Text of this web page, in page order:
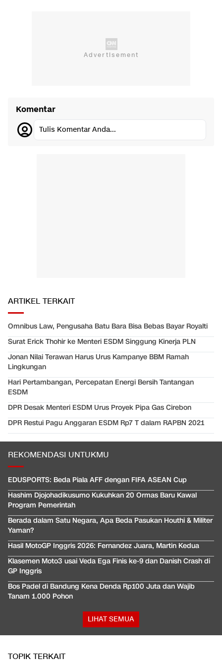
Komentar
Tulis Komentar Anda...
ARTIKEL TERKAIT
Omnibus Law, Pengusaha Batu Bara Bisa Bebas Bayar Royalti
Surat Erick Thohir ke Menteri ESDM Singgung Kinerja PLN
Jonan Nilai Terawan Harus Urus Kampanye BBM Ramah
Lingkungan
Hari Pertambangan, Percepatan Energi Bersih Tantangan
ESDM
DPR Desak Menteri ESDM Urus Proyek Pipa Gas Cirebon
DPR Restui Pagu Anggaran ESDM Rp7 T dalam RAPBN 2021
REKOMENDASI UNTUKMU
EDUSPORTS: Beda Piala AFF dengan FIFA ASEAN Cup
Hashim Djojohadikusumo Kukuhkan 20 Ormas Baru Kawal
Program Pemerintah
Berada dalam Satu Negara, Apa Beda Pasukan Houthi & Militer
Yaman?
Hasil MotoGP Inggris 2026: Fernandez Juara, Martin Kedua
Klasemen Moto3 usai Veda Ega Finis ke-9 dan Danish Crash di
GP Inggris
Bos Padel di Bandung Kena Denda Rp100 Juta dan Wajib
Tanam 1.000 Pohon
LIHAT SEMUA
TOPIK TERKAIT